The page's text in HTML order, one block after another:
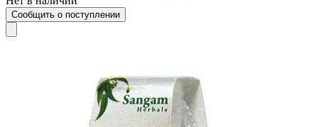
Сообщить о поступлении